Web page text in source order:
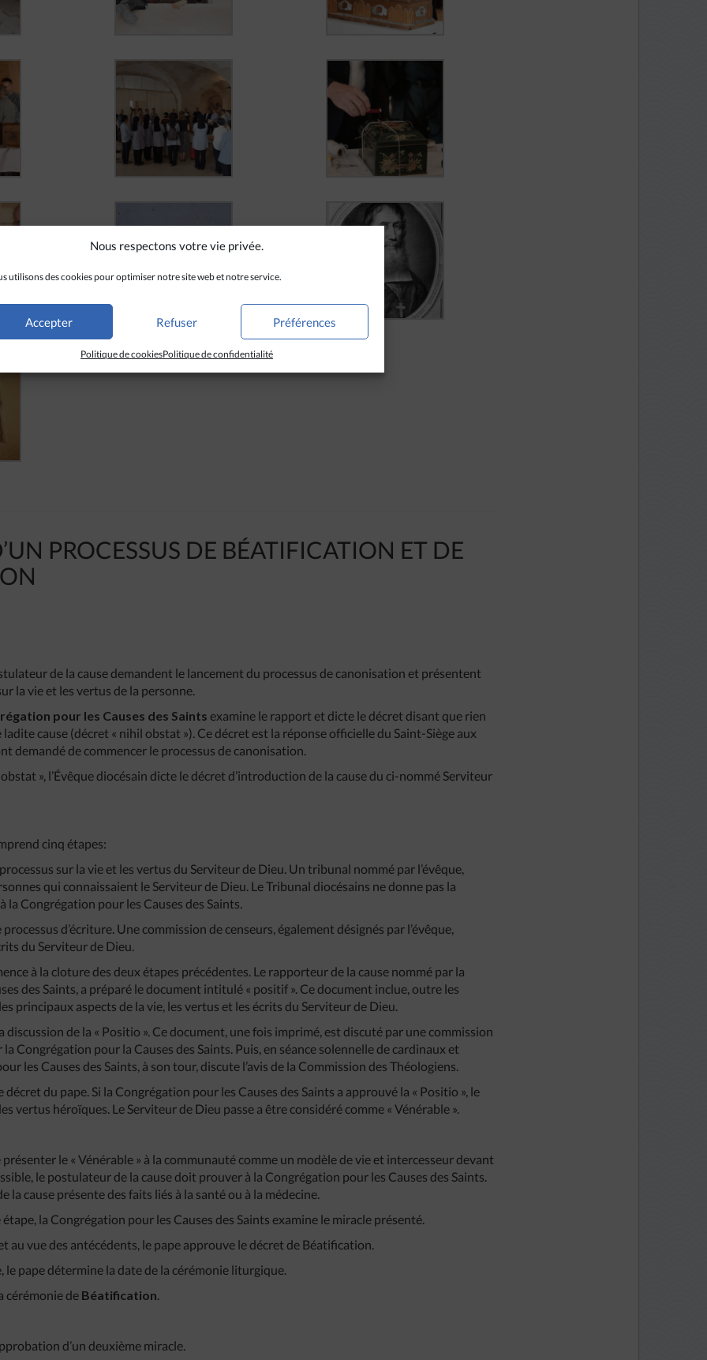
Nous respectons votre vie privée.
utilisons des cookies pour optimiser notre site web et notre service.
Accepter Refuser Préférences
Politique de cookiesPolitique de confidentialité
PROCESSUS DE BÉATIFICATION ET DE
de la cause demandent le lancement du processus de canonisation et présentent
la vie et les vertus de la personne.
pour les Causes des Saints examine le rapport et dicte le décret disant que rien
ladite cause (décret « nihil obstat »). Ce décret est la réponse officielle du Saint-Siège aux
demandé de commencer le processus de canonisation.
», l’Évêque diocésain dicte le décret d’introduction de la cause du ci-nommé Serviteur
cinq étapes:
sur la vie et les vertus du Serviteur de Dieu. Un tribunal nommé par l’évêque,
qui connaissaient le Serviteur de Dieu. Le Tribunal diocésains ne donne pas la
la Congrégation pour les Causes des Saints.
d’écriture. Une commission de censeurs, également désignés par l’évêque,
du Serviteur de Dieu.
à la cloture des deux étapes précédentes. Le rapporteur de la cause nommé par la
des Saints, a préparé le document intitulé « positif ». Ce document inclue, outre les
principaux aspects de la vie, les vertus et les écrits du Serviteur de Dieu.
discussion de la « Positio ». Ce document, une fois imprimé, est discuté par une commission
Congrégation pour la Causes des Saints. Puis, en séance solennelle de cardinaux et
les Causes des Saints, à son tour, discute l’avis de la Commission des Théologiens.
décret du pape. Si la Congrégation pour les Causes des Saints a approuvé la « Positio », le
vertus héroïques. Le Serviteur de Dieu passe a être considéré comme « Vénérable ».
le « Vénérable » à la communauté comme un modèle de vie et intercesseur devant
le postulateur de la cause doit prouver à la Congrégation pour les Causes des Saints.
la cause présente des faits liés à la santé ou à la médecine.
la Congrégation pour les Causes des Saints examine le miracle présenté.
au vue des antécédents, le pape approuve le décret de Béatification.
le pape détermine la date de la cérémonie liturgique.
cérémonie de Béatification
d’un deuxième miracle.